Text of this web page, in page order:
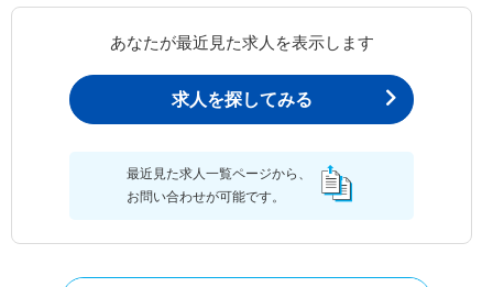
あなたが最近見た求人を表示します
求人を探してみる
最近見た求人一覧ページから、
お問い合わせが可能です。